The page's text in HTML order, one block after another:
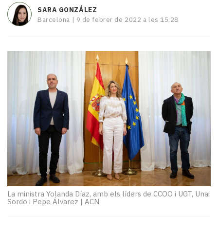
Mai
tant!
TV
mitjans
Reportatges
Entrevistes
Enquestes
escena!
Dis
la
teva!
Subscriptors
La
newsletter
del
SARA GONZÁLEZ
Barcelona | 9 de febrer de 2022 a les 15:28
La ministra Yolanda Díaz, amb els líders de CCOO i UGT, Unai
Sordo i Pepe Álvarez | ACN